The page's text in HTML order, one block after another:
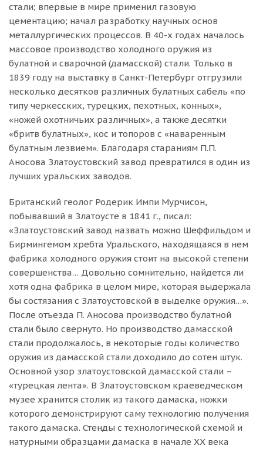
стали; впервые в мире применил газовую
цементацию; начал разработку научных основ
металлургических процессов. В 40-х годах началось
массовое производство холодного оружия из
булатной и сварочной (дамасской) стали. Только в
1839 году на выставку в Санкт-Петербург отгрузили
несколько десятков различных булатных сабель «по
типу черкесских, турецких, пехотных, конных»,
«ножей охотничьих различных», а также десятки
«бритв булатных», кос и топоров с «наваренным
булатным лезвием». Благодаря стараниям П.П.
Аносова Златоустовский завод превратился в один из
лучших уральских заводов.
Британский геолог Родерик Импи Мурчисон,
побывавший в Златоусте в 1841 г., писал:
«Златоустовский завод назвать можно Шеффильдом и
Бирмингемом хребта Уральского, находящаяся в нем
фабрика холодного оружия стоит на высокой степени
совершенства… Довольно сомнительно, найдется ли
хотя одна фабрика в целом мире, которая выдержала
бы состязания с Златоустовской в выделке оружия…».
После отъезда П. Аносова производство булатной
стали было свернуто. Но производство дамасской
стали продолжалось, в некоторые годы количество
оружия из дамасской стали доходило до сотен штук.
Основной узор златоустовской дамасской стали –
«турецкая лента». В Златоустовском краеведческом
музее хранится столик из такого дамаска, ножки
которого демонстрируют саму технологию получения
такого дамаска. Стенды с технологической схемой и
натурными образцами дамаска в начале XX века